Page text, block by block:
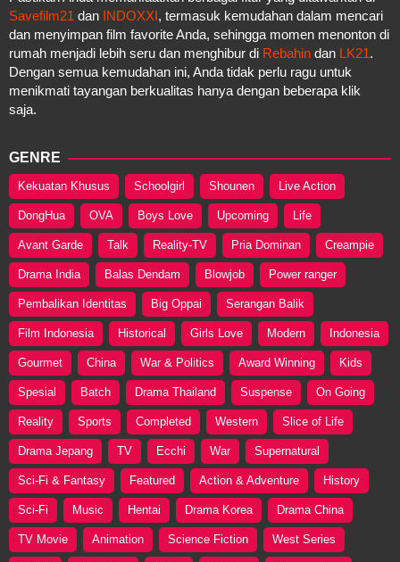
Savefilm21 dan INDOXXI, termasuk kemudahan dalam mencari
dan menyimpan film favorite Anda, sehingga momen menonton di
rumah menjadi lebih seru dan menghibur di Rebahin dan LK21.
Dengan semua kemudahan ini, Anda tidak perlu ragu untuk
menikmati tayangan berkualitas hanya dengan beberapa klik
saja.
GENRE
Kekuatan Khusus Schoolgirl Shounen Live Action
DongHua OVA Boys Love Upcoming Life
Avant Garde Talk Reality-TV Pria Dominan Creampie
Drama India Balas Dendam Blowjob Power ranger
Pembalikan Identitas Big Oppai Serangan Balik
Film Indonesia Historical Girls Love Modern Indonesia
Gourmet China War & Politics Award Winning Kids
Spesial Batch Drama Thailand Suspense On Going
Reality Sports Completed Western Slice of Life
Drama Jepang TV Ecchi War Supernatural
Sci-Fi & Fantasy Featured Action & Adventure History
Sci-Fi Music Hentai Drama Korea Drama China
TV Movie Animation Science Fiction West Series